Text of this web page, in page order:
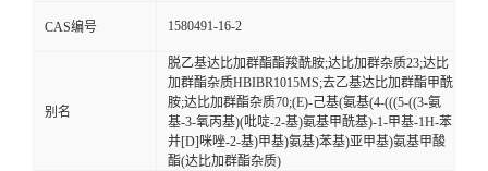
CAS编号 1580491-16-2
别名
脱乙基达比加群酯酯羧酰胺;达比加群杂质23;达比
加群酯杂质HBIBR1015MS;去乙基达比加群酯甲酰
胺;达比加群酯杂质70;(E)-己基(氨基(4-(((5-((3-氨
基-3-氧丙基)(吡啶-2-基)氨基甲酰基)-1-甲基-1H-苯
并[D]咪唑-2-基)甲基)氨基)苯基)亚甲基)氨基甲酸
酯(达比加群酯杂质)